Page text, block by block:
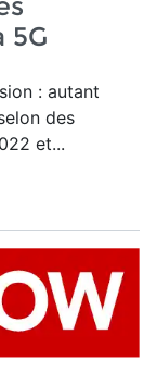
5G
: autant
des
et...